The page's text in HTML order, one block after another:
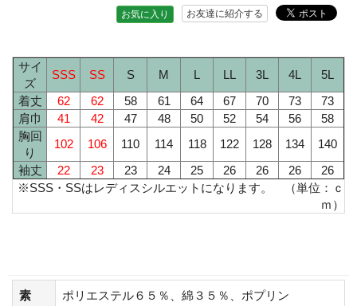
お友達に紹介する
お気に入り
サイ
ズ
SSS SS S M L LL 3L 4L
5L
着丈
62 62 58 61 64 67 70 73
73
肩巾
41 42 47 48 50 52 54 56
58
胸回
り
102 106 110 114 118 122 128 134
140
袖丈
22 23 23 24 25 26 26 26
26
※SSS・SSはレディスシルエットになります。 （単位：ｃ
ｍ）
素
ポリエステル６５％、綿３５％、ポプリン